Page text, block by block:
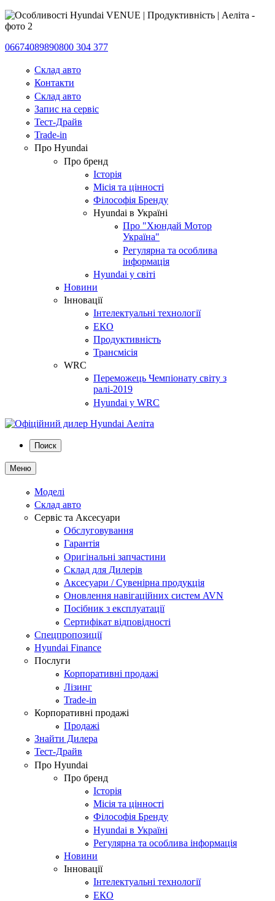
06674089890800 304 377
Склад авто
Контакти
Склад авто
Запис на сервіс
Тест-Драйв
Trade-in
Про Hyundai
Про бренд
Історія
Місія та цінності
Філософія Бренду
Hyundai в Україні
Про "Хюндай Мотор
Україна"
Регулярна та особлива
інформація
Hyundai у світі
Новини
Інновації
Інтелектуальні технології
ЕКО
Продуктивність
Трансмісія
WRC
Переможець Чемпіонату світу з
ралі-2019
Hyundai у WRC
Поиск
Меню
Моделі
Склад авто
Сервіс та Аксесуари
Обслуговування
Гарантія
Оригінальні запчастини
Склад для Дилерів
Аксесуари / Сувенірна продукція
Оновлення навігаційних систем AVN
Посібник з експлуатації
Сертифікат відповідності
Спецпропозиції
Hyundai Finance
Послуги
Корпоративні продажі
Лізинг
Trade-in
Корпоративні продажі
Продажі
Знайти Дилера
Тест-Драйв
Про Hyundai
Про бренд
Історія
Місія та цінності
Філософія Бренду
Hyundai в Україні
Регулярна та особлива інформація
Новини
Інновації
Інтелектуальні технології
ЕКО